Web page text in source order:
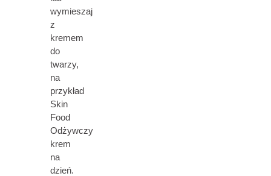
wymieszaj
z
kremem
do
twarzy,
na
przykład
Skin
Food
Odżywczy
krem
na
dzień.